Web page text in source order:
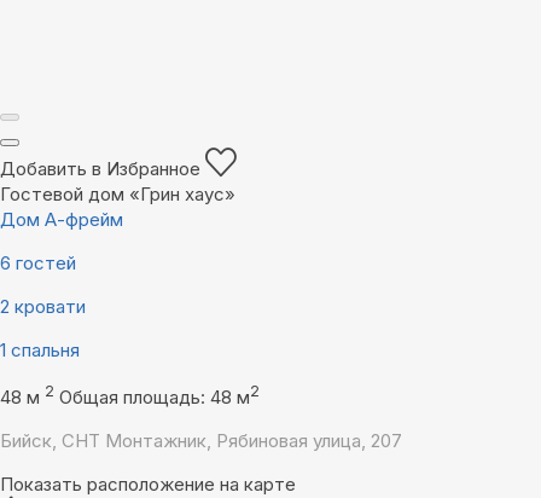
Добавить в Избранное
Гостевой дом «Грин хаус»
Дом А-фрейм
6 гостей
2 кровати
1 спальня
48 м 2 Общая площадь: 48 м2
Бийск, СНТ Монтажник, Рябиновая улица, 207
Показать расположение на карте